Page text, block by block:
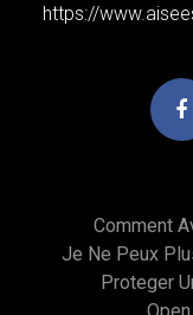
https://
Comment
Je Ne Peux
Proteger